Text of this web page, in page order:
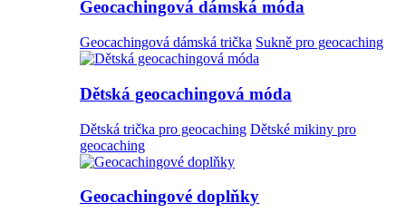
Geocachingová dámská móda
Geocachingová dámská trička Sukně pro geocaching
Dětská geocachingová móda
Dětská trička pro geocaching Dětské mikiny pro
geocaching
Geocachingové doplňky